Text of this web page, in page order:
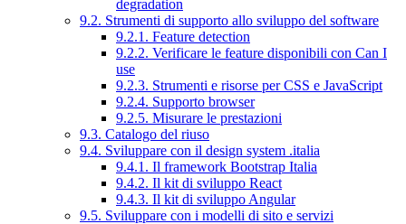
degradation
9.2. Strumenti di supporto allo sviluppo del software
9.2.1. Feature detection
9.2.2. Verificare le feature disponibili con Can I
use
9.2.3. Strumenti e risorse per CSS e JavaScript
9.2.4. Supporto browser
9.2.5. Misurare le prestazioni
9.3. Catalogo del riuso
9.4. Sviluppare con il design system .italia
9.4.1. Il framework Bootstrap Italia
9.4.2. Il kit di sviluppo React
9.4.3. Il kit di sviluppo Angular
9.5. Sviluppare con i modelli di sito e servizi